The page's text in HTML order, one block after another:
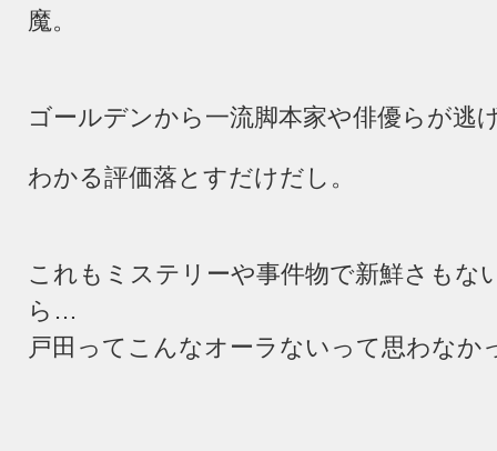
魔。
ゴールデンから一流脚本家や俳優らが逃
わかる評価落とすだけだし。
これもミステリーや事件物で新鮮さもな
ら…
戸田ってこんなオーラないって思わなか